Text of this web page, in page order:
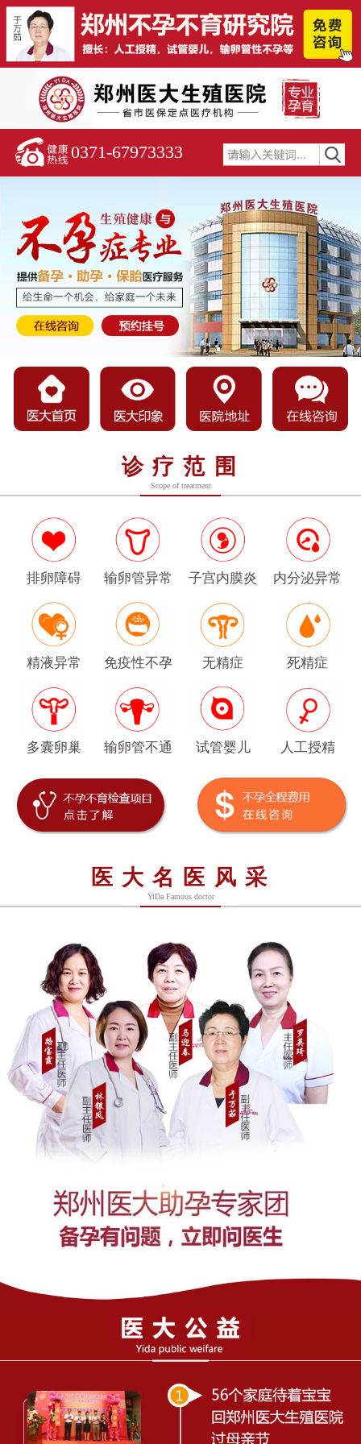
0371-67973333
诊疗范围
Scope of treatment
排卵障碍 输卵管异常 子宫内膜炎 内分泌异常
精液异常 免疫性不孕 无精症 死精症
多囊卵巢 输卵管不通 试管婴儿 人工授精
医大名医风采
YiDa Famous doctor